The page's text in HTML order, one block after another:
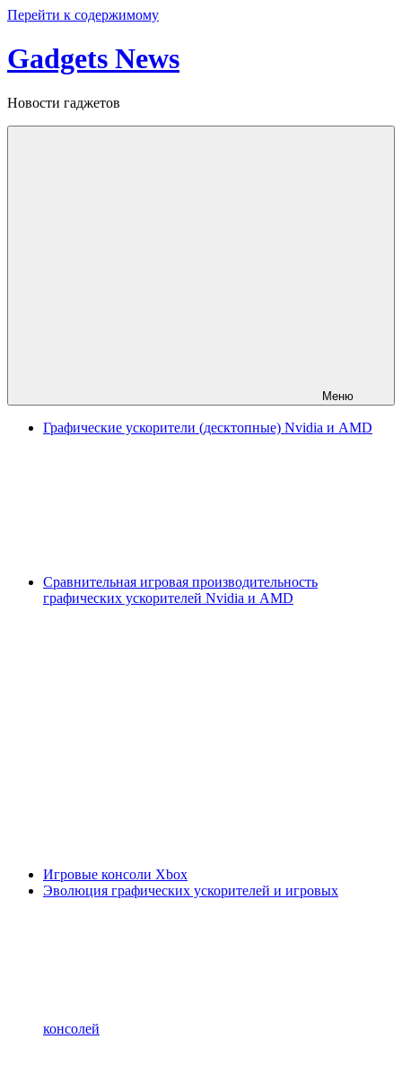
Перейти к содержимому
Gadgets News
Новости гаджетов
Меню
Графические ускорители (десктопные) Nvidia и AMD
Сравнительная игровая производительность
графических ускорителей Nvidia и AMD
Игровые консоли Xbox
Эволюция графических ускорителей и игровых
консолей